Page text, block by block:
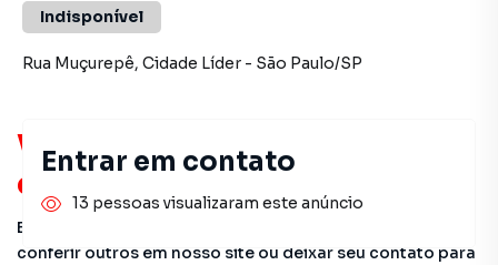
Você pode encontrar novas
oportunidades!
Este imóvel não está mais disponível, mas você pode
conferir outros em nosso site ou deixar seu contato para
Indisponível
Rua Muçurepê, Cidade Líder - São Paulo/SP
Entrar em contato
13 pessoas visualizaram este anúncio